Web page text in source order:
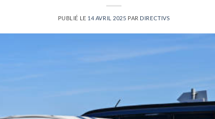
PUBLIÉ LE 14 AVRIL 2025 PAR DIRECTIVS